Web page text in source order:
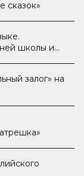
сказок»
школы и
залог» на